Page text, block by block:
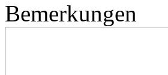
Bemerkungen